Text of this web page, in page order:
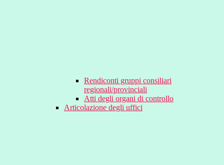
Rendiconti gruppi consiliari
regionali/provinciali
Atti degli organi di controllo
Articolazione degli uffici